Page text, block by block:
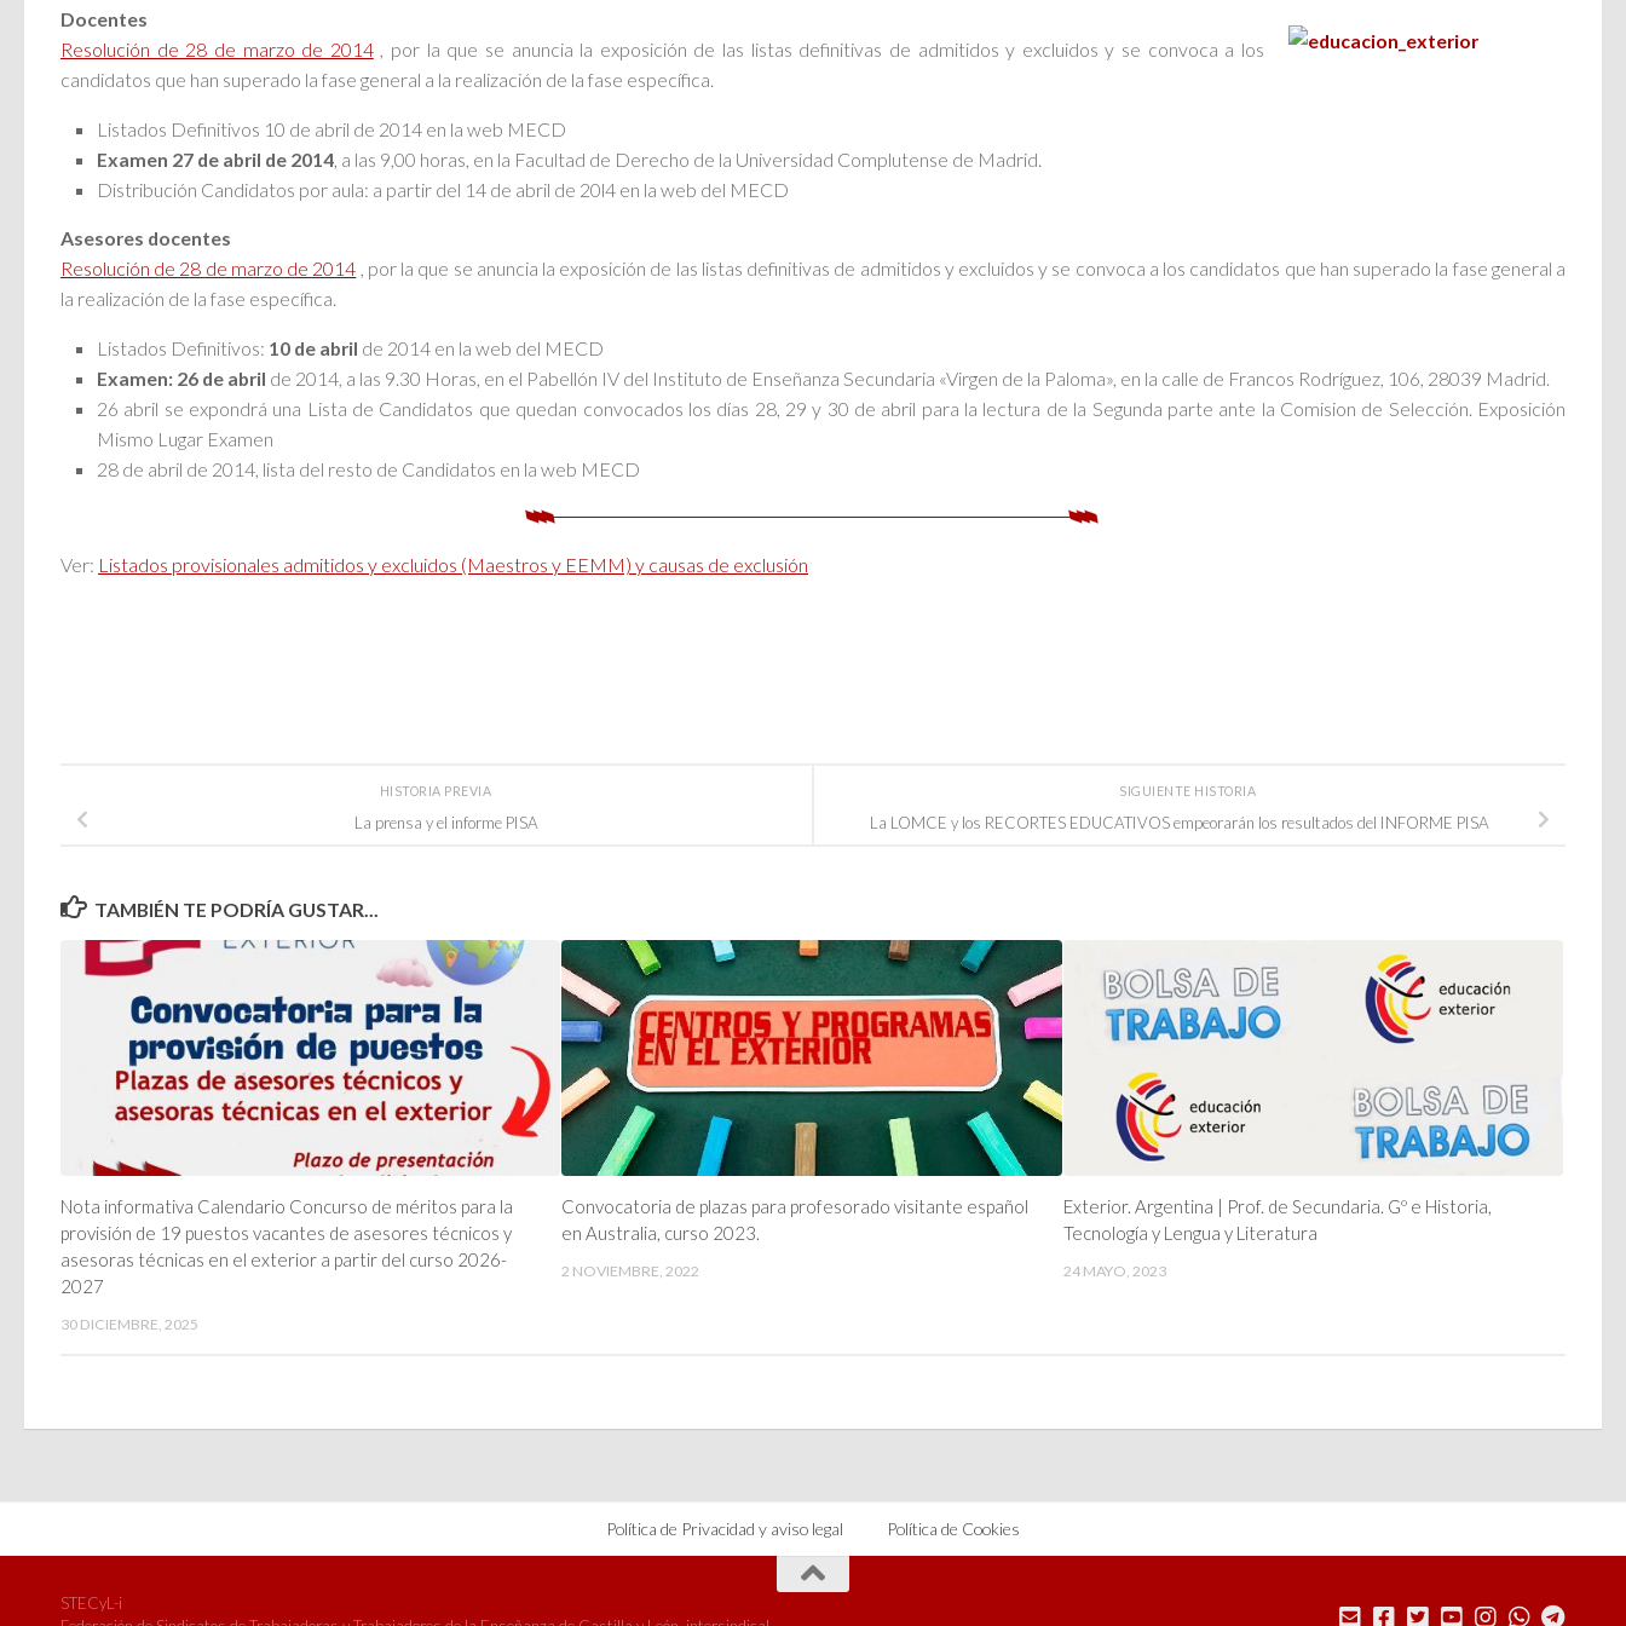
Docentes
Resolución de 28 de marzo de 2014, por la que se anuncia la exposición de las listas definitivas de admitidos y excluidos y se convoca a los
candidatos que han superado la fase general a la realización de la fase específica.
Listados Definitivos 10 de abril de 2014 en la web MECD
Examen 27 de abril de 2014, a las 9,00 horas, en la Facultad de Derecho de la Universidad Complutense de Madrid.
Distribución Candidatos por aula: a partir del 14 de abril de 20l4 en la web del MECD
Asesores docentes
Resolución de 28 de marzo de 2014 , por la que se anuncia la exposición de las listas definitivas de admitidos y excluidos y se convoca a los candidatos que han superado la fase general a
la realización de la fase específica.
Listados Definitivos: 10 de abril de 2014 en la web del MECD
Examen: 26 de abril de 2014, a las 9.30 Horas, en el Pabellón IV del Instituto de Enseñanza Secundaria «Virgen de la Paloma», en la calle de Francos Rodríguez, 106, 28039 Madrid.
26 abril se expondrá una Lista de Candidatos que quedan convocados los días 28, 29 y 30 de abril para la lectura de la Segunda parte ante la Comision de Selección. Exposición
Mismo Lugar Examen
28 de abril de 2014, lista del resto de Candidatos en la web MECD
Ver: Listados provisionales admitidos y excluidos (Maestros y EEMM) y causas de exclusión
SIGUIENTE HISTORIA
La LOMCE y los RECORTES EDUCATIVOS empeorarán los resultados del INFORME PISA
HISTORIA PREVIA
La prensa y el informe PISA
TAMBIÉN TE PODRÍA GUSTAR...
Nota informativa Calendario Concurso de méritos para la
provisión de 19 puestos vacantes de asesores técnicos y
asesoras técnicas en el exterior a partir del curso 2026-
2027
30 DICIEMBRE, 2025
Convocatoria de plazas para profesorado visitante español
en Australia, curso 2023.
2 NOVIEMBRE, 2022
Exterior. Argentina | Prof. de Secundaria. Gº e Historia,
Tecnología y Lengua y Literatura
24 MAYO, 2023
Política de Privacidad y aviso legal Política de Cookies
STECyL-i